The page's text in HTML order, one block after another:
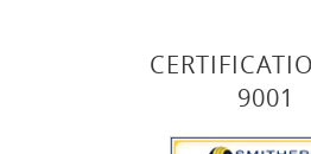
9001